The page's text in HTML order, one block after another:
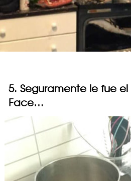
5. Seguramente le fue
Face…